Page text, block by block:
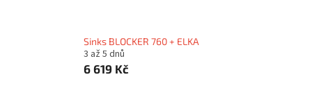
Sinks BLOCKER 760 + ELKA
3 až 5 dnů
6 619 Kč